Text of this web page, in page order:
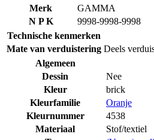
Merk
GAMMA
N P K
9998-9998-9998
Technische kenmerken
Mate van verduistering Deels
Algemeen
Dessin
Nee
Kleur
brick
Kleurfamilie
Oranje
Kleurnummer
4538
Materiaal
Stof/textiel